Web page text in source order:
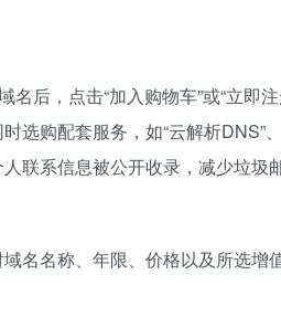
名后，点击“加入购物车”或“立即
选购配套服务，如“云解析DNS”
联系信息被公开收录，减少垃圾
名名称、年限、价格以及所选增